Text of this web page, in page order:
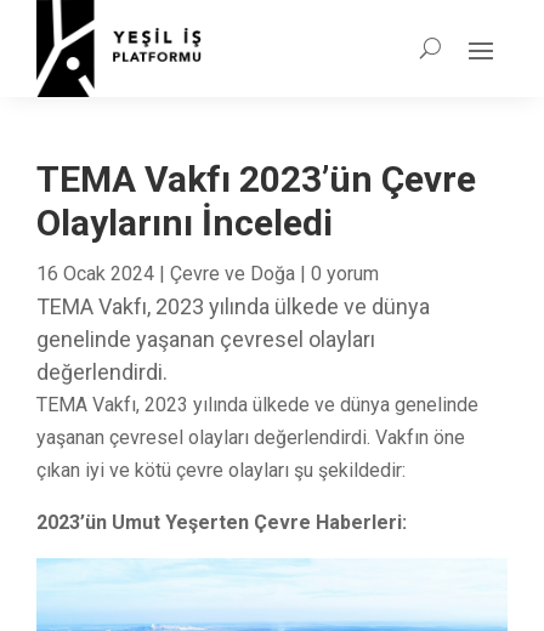
TEMA Vakfı 2023’ün Çevre
Olaylarını İnceledi
16 Ocak 2024 | Çevre ve Doğa | 0 yorum
TEMA Vakfı, 2023 yılında ülkede ve dünya
genelinde yaşanan çevresel olayları
değerlendirdi.
TEMA Vakfı, 2023 yılında ülkede ve dünya genelinde
yaşanan çevresel olayları değerlendirdi. Vakfın öne
çıkan iyi ve kötü çevre olayları şu şekildedir:
2023’ün Umut Yeşerten Çevre Haberleri: